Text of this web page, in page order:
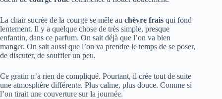
La chair sucrée de la courge se mêle au chèvre frais qui fond
lentement. Il y a quelque chose de très simple, presque
enfantin, dans ce parfum. On sait déjà que l’on va bien
manger. On sait aussi que l’on va prendre le temps de se poser,
de discuter, de souffler un peu.
Ce gratin n’a rien de compliqué. Pourtant, il crée tout de suite
une atmosphère différente. Plus calme, plus douce. Comme si
l’on tirait une couverture sur la journée.